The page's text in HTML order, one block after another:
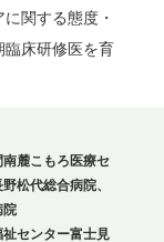
関する態度・
床研修医を育
南麓こもろ医療セ
松代総合病院、
院
祉センター富士見